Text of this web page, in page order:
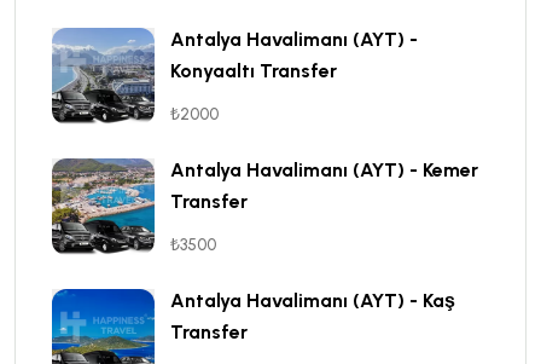
Antalya Havalimanı (AYT) -
Konyaaltı Transfer
₺2000
Antalya Havalimanı (AYT) - Kemer
Transfer
₺3500
Antalya Havalimanı (AYT) - Kaş
Transfer